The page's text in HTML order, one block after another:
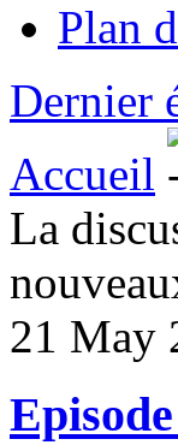
Plan
Dernier
Accueil
La
21 May